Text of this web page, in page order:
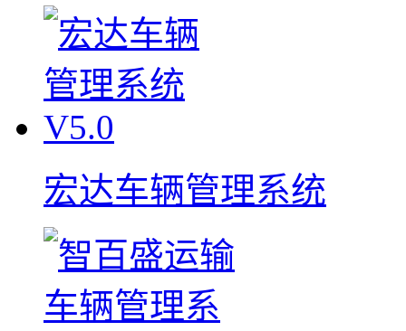
宏达车辆管理系统